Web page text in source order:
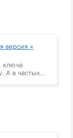
версия +
ключа
А в частых...